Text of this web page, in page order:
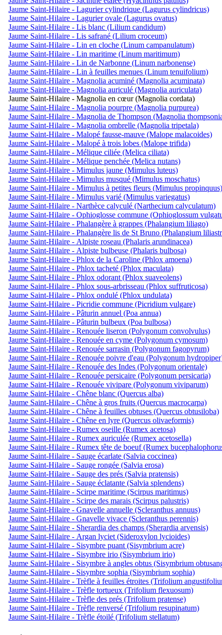
Jaume Saint-Hilaire - Lagurier cylindrique (Lagurus cylindricus)
Jaume Saint-Hilaire - Lagurier ovale (Lagurus ovatus)
Jaume Saint-Hilaire - Lis blanc (Lilium candidum)
Jaume Saint-Hilaire - Lis safrané (Lilium croceum)
Jaume Saint-Hilaire - Lin en cloche (Linum campanulatum)
Jaume Saint-Hilaire - Lin maritime (Linum maritimum)
Jaume Saint-Hilaire - Lin de Narbonne (Linum narbonense)
Jaume Saint-Hilaire - Lin à feuilles menues (Linum tenuifolium)
Jaume Saint-Hilaire - Magnolia acuminé (Magnolia acuminata)
Jaume Saint-Hilaire - Magnolia auriculé (Magnolia auriculata)
Jaume Saint-Hilaire - Magnolia en cœur (Magnolia cordata)
Jaume Saint-Hilaire - Magnolia pourpre (Magnolia purpurea)
Jaume Saint-Hilaire - Magnolia de Thompson (Magnolia
Jaume Saint-Hilaire - Magnolia ombrelle (Magnolia tripetala)
Jaume Saint-Hilaire - Malopé fausse-mauve (Malope malacoides)
Jaume Saint-Hilaire - Malopé à trois lobes (Malope trifida)
Jaume Saint-Hilaire - Mélique ciliée (Melica ciliata)
Jaume Saint-Hilaire - Mélique penchée (Melica nutans)
Jaume Saint-Hilaire - Mimulus jaune (Mimulus luteus)
Jaume Saint-Hilaire - Mimulus musqué (Mimulus moschatus)
Jaume Saint-Hilaire - Mimulus à petites fleurs (Mimulus propinquus)
Jaume Saint-Hilaire - Mimulus varié (Mimulus variegatus)
Jaume Saint-Hilaire - Narthèce calyculé (Narthecium calyculatum)
Jaume Saint-Hilaire - Ophioglosse commune (Ophioglossum
Jaume Saint-Hilaire - Phalangère à grappes (Phalangium liliago)
Jaume Saint-Hilaire - Phalangère lis de St Bruno (Phalangium
Jaume Saint-Hilaire - Alpiste roseau (Phalaris arundinacea)
Jaume Saint-Hilaire - Alpiste bulbeuse (Phalaris bulbosa)
Jaume Saint-Hilaire - Phlox de la Caroline (Phlox amoena)
Jaume Saint-Hilaire - Phlox tacheté (Phlox maculata)
Jaume Saint-Hilaire - Phlox odorant (Phlox suaveolens)
Jaume Saint-Hilaire - Phlox sous-arbrisseau (Phlox suffruticosa)
Jaume Saint-Hilaire - Phlox ondulé (Phlox undulata)
Jaume Saint-Hilaire - Picridie commune (Picridium vulgare)
Jaume Saint-Hilaire - Pâturin annuel (Poa annua)
Jaume Saint-Hilaire - Pâturin bulbeux (Poa bulbosa)
Jaume Saint-Hilaire - Renouée liseron (Polygonum convolvulus)
Jaume Saint-Hilaire - Renouée en cyme (Polygonum cymosum)
Jaume Saint-Hilaire - Renouée sarrasin (Polygonum fagopyrum)
Jaume Saint-Hilaire - Renouée poivre d'eau (Polygonum
Jaume Saint-Hilaire - Renouée des Indes (Polygonum orientale)
Jaume Saint-Hilaire - Renouée persicaire (Polygonum persicaria)
Jaume Saint-Hilaire - Renouée vivipare (Polygonum viviparum)
Jaume Saint-Hilaire - Chêne blanc (Quercus alba)
Jaume Saint-Hilaire - Chêne à gros fruits (Quercus macrocarpa)
Jaume Saint-Hilaire - Chêne à feuilles obtuses (Quercus obtusiloba)
Jaume Saint-Hilaire - Chêne en lyre (Quercus olivaeformis)
Jaume Saint-Hilaire - Rumex oseille (Rumex acetosa)
Jaume Saint-Hilaire - Rumex auriculée (Rumex acetosella)
Jaume Saint-Hilaire - Rumex tête de boeuf (Rumex
Jaume Saint-Hilaire - Sauge écarlate (Salvia coccinea)
Jaume Saint-Hilaire - Sauge rongée (Salvia erosa)
Jaume Saint-Hilaire - Sauge des prés (Salvia pratensis)
Jaume Saint-Hilaire - Sauge éclatante (Salvia splendens)
Jaume Saint-Hilaire - Scirpe maritime (Scirpus maritimus)
Jaume Saint-Hilaire - Scirpe des marais (Scirpus palustris)
Jaume Saint-Hilaire - Gnavelle annuelle (Scleranthus annuus)
Jaume Saint-Hilaire - Gnavelle vivace (Scleranthus perennis)
Jaume Saint-Hilaire - Sherardia des champs (Sherardia arvensis)
Jaume Saint-Hilaire - Argan lyciet (Sideroxylon lycioides)
Jaume Saint-Hilaire - Sisymbre puant (Sisymbrium acre)
Jaume Saint-Hilaire - Sisymbre irio (Sisymbrium irio)
Jaume Saint-Hilaire - Sisymbre à angles obtus (Sisymbrium
Jaume Saint-Hilaire - Sisymbre sophia (Sisymbrium sophia)
Jaume Saint-Hilaire - Trèfle à feuilles étroites (Trifolium
Jaume Saint-Hilaire - Trèfle tortueux (Trifolium flexuosum)
Jaume Saint-Hilaire - Trèfle des prés (Trifolium pratense)
Jaume Saint-Hilaire - Trèfle renversé (Trifolium resupinatum)
Jaume Saint-Hilaire - Trèfle étoilé (Trifolium stellatum)